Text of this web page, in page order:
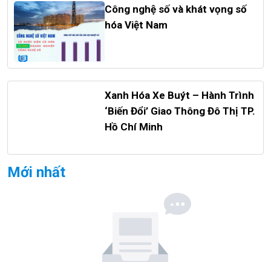
Công nghệ số và khát vọng số
hóa Việt Nam
Xanh Hóa Xe Buýt – Hành Trình
‘Biến Đổi’ Giao Thông Đô Thị TP.
Hồ Chí Minh
Mới nhất